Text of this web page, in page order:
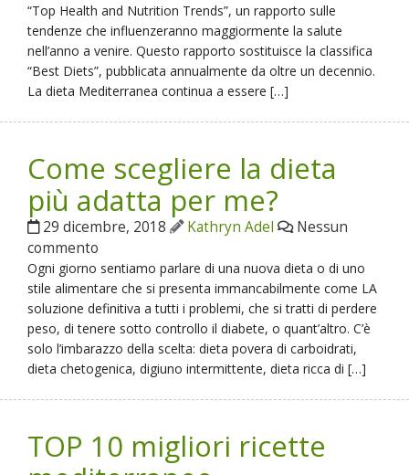
“Top Health and Nutrition Trends”, un rapporto sulle
tendenze che influenzeranno maggiormente la salute
nell’anno a venire. Questo rapporto sostituisce la classifica
“Best Diets”, pubblicata annualmente da oltre un decennio.
La dieta Mediterranea continua a essere […]
Come scegliere la dieta
più adatta per me?
29 dicembre, 2018 Kathryn Adel
Nessun
commento
Ogni giorno sentiamo parlare di una nuova dieta o di uno
stile alimentare che si presenta immancabilmente come LA
soluzione definitiva a tutti i problemi, che si tratti di perdere
peso, di tenere sotto controllo il diabete, o quant’altro. C’è
solo l’imbarazzo della scelta: dieta povera di carboidrati,
dieta chetogenica, digiuno intermittente, dieta ricca di […]
TOP 10 migliori ricette